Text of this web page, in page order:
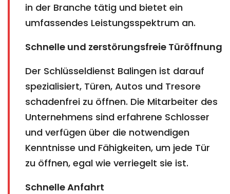
in der Branche tätig und bietet ein
umfassendes Leistungsspektrum an.
Schnelle und zerstörungsfreie Türöffnung
Der Schlüsseldienst Balingen ist darauf
spezialisiert, Türen, Autos und Tresore
schadenfrei zu öffnen. Die Mitarbeiter des
Unternehmens sind erfahrene Schlosser
und verfügen über die notwendigen
Kenntnisse und Fähigkeiten, um jede Tür
zu öffnen, egal wie verriegelt sie ist.
Schnelle Anfahrt